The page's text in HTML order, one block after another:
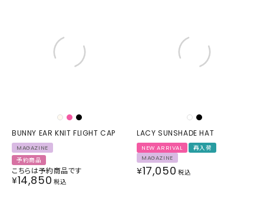
BUNNY EAR KNIT FLIGHT CAP
MAGAZINE
予約商品
こちらは予約商品です
¥14,850 税込
LACY SUNSHADE HAT
NEW ARRIVAL
再入荷
MAGAZINE
¥17,050 税込